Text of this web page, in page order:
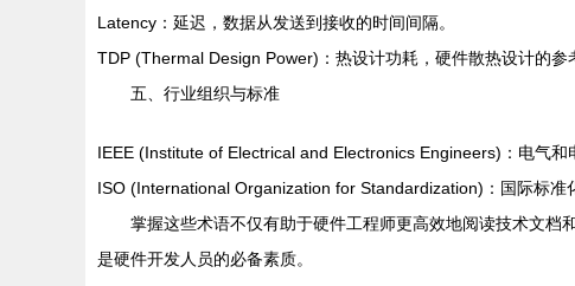
Latency：延迟，数据从发送到接收的时间间隔。
TDP (Thermal Design Power)：热设计功耗，硬件散热设计的参
五、行业组织与标准
IEEE (Institute of Electrical and Electronics Engineers)：电气和
ISO (International Organization for Standardization)：国际标准
掌握这些术语不仅有助于硬件工程师更高效地阅读技术文档
是硬件开发人员的必备素质。